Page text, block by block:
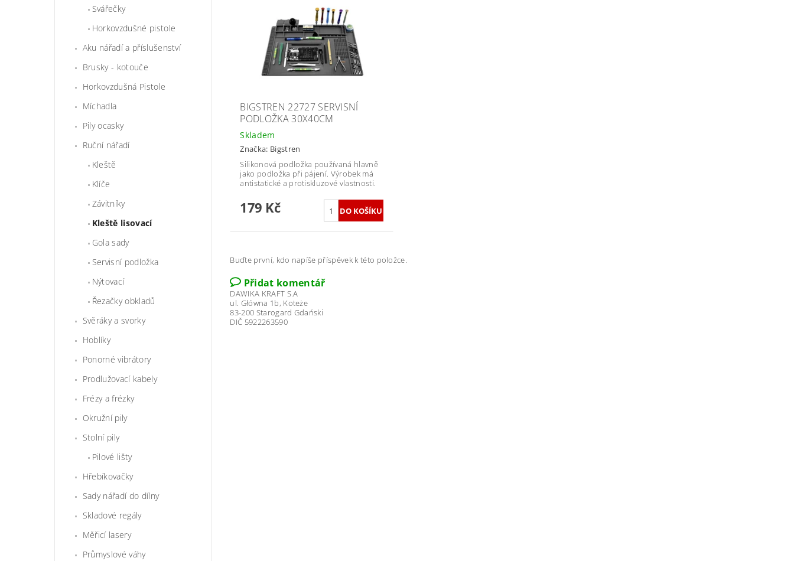
Svářečky
Horkovzdušné pistole
Aku nářadí a příslušenství
Brusky - kotouče
Horkovzdušná Pistole
Míchadla
Pily ocasky
Ruční nářadí
Kleště
Klíče
Závitníky
Kleště lisovací
Gola sady
Servisní podložka
Nýtovací
Řezačky obkladů
Svěráky a svorky
Hoblíky
Ponorné vibrátory
Prodlužovací kabely
Frézy a frézky
Okružní pily
Stolní pily
Pilové lišty
Hřebíkovačky
Sady nářadí do dílny
Skladové regály
Měřicí lasery
Průmyslové váhy
BIGSTREN 22727 SERVISNÍ
PODLOŽKA 30X40CM
Skladem
Značka: Bigstren
Silikonová podložka používaná hlavně
jako podložka při pájení. Výrobek má
antistatické a protiskluzové vlastnosti.
179 Kč
Buďte první, kdo napíše příspěvek k této položce.
Přidat komentář
DAWIKA KRAFT S.A
ul. Główna 1b, Koteże
83-200 Starogard Gdański
DIČ 5922263590